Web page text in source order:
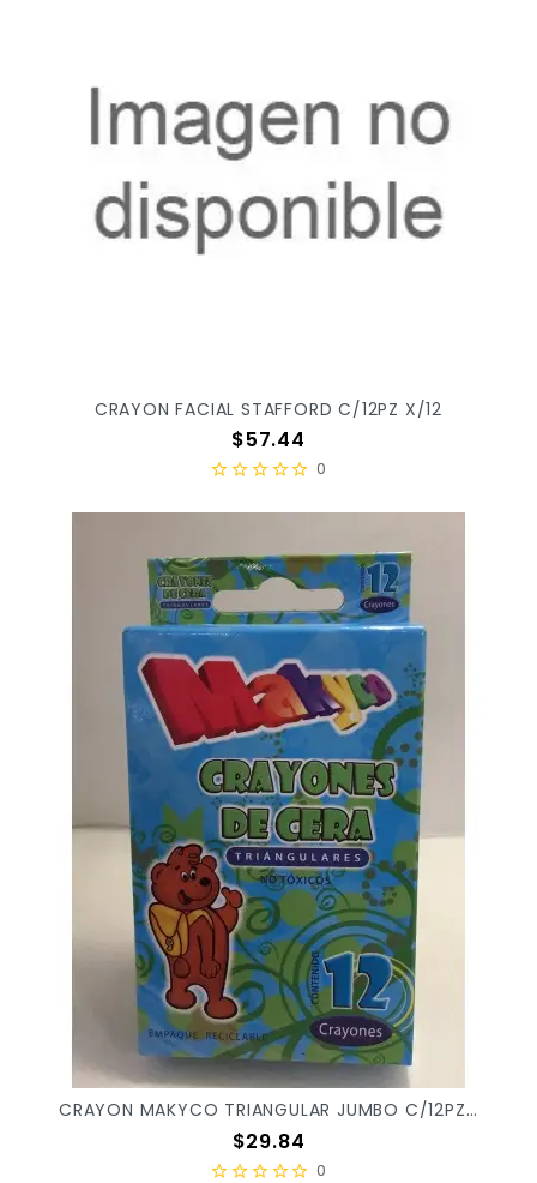
CRAYON FACIAL STAFFORD C/12PZ X/12
Precio
$57.44
0
CRAYON MAKYCO TRIANGULAR JUMBO C/12PZ X/50
Precio
$29.84
0